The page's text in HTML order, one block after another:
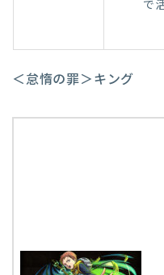
で
＜怠惰の罪＞キング